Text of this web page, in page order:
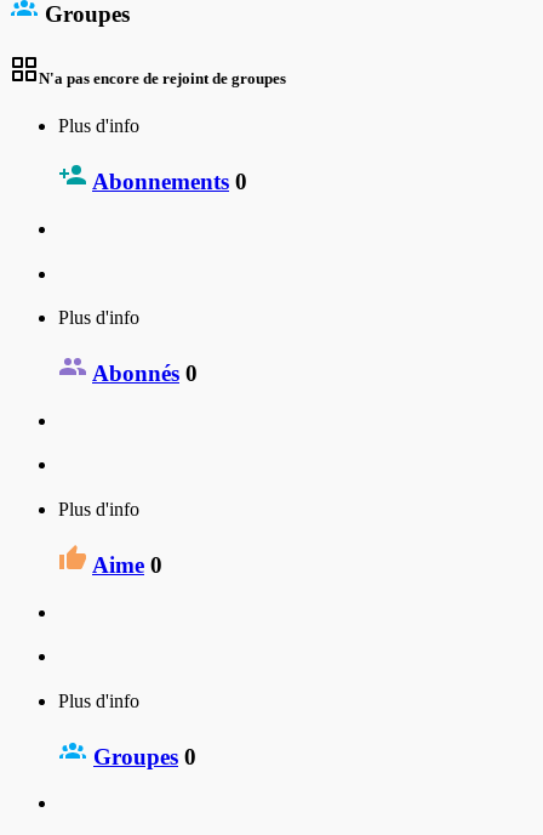
Groupes
N'a pas encore de rejoint de groupes
Plus d'info
Abonnements 0
Plus d'info
Abonnés 0
Plus d'info
Aime 0
Plus d'info
Groupes 0